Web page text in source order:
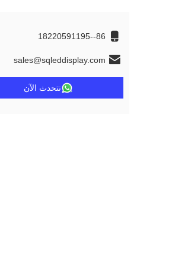
86--18220591195
sales@sqleddisplay.com
نتحدث الآن